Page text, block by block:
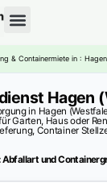
& Containermiete in :
Hagen
in Hagen
Garten, Haus oder
Container
Abfallart und